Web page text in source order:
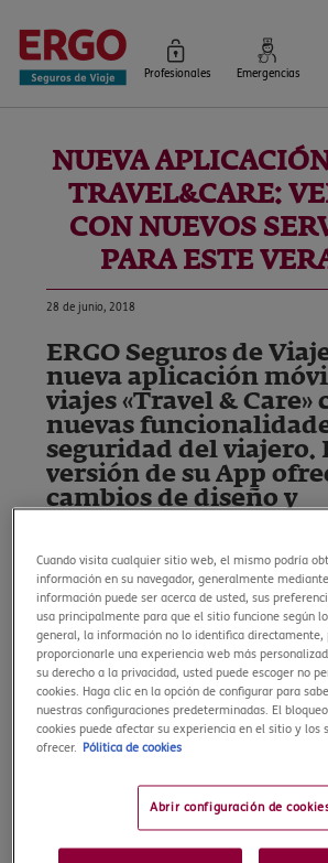
Profesionales Emergencias
Seguros por destino
Más Seguros
Siniestros e Instrucciones
Información Corporativa
NUEVA
TRAVEL&CARE:
CON NUEVOS
PARA ESTE
28 de junio, 2018
ERGO Seguros de
nueva aplicación
viajes «Travel & Care»
nuevas
seguridad del viajero.
versión de su App
cambios de diseño y
usuarios. Además,
un período de
para usuarios no
servicios ilimitados
asegurados.
NUEVA APLICACIÓN
PARA VIAJES
Este verano ERGO Seguros de Viaje
Cuando visita cualquier sitio web, el mismo podría
información en su navegador, generalmente
información puede ser acerca de usted, sus
usa principalmente para que el sitio funcione según
general, la información no lo identifica directamente,
proporcionarle una experiencia web más
su derecho a la privacidad, usted puede escoger no
cookies. Haga clic en la opción de configurar para
nuestras configuraciones predeterminadas. El
cookies puede afectar su experiencia en el sitio y los
ofrecer. Pólitica de cookies
Abrir configuración de